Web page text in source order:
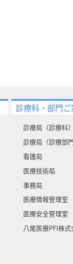
診療科・部門ご
診療局（診療科）
診療局（診療部門
看護局
医療技術局
事務局
医療情報管理室
医療安全管理室
八尾医療PFI株式